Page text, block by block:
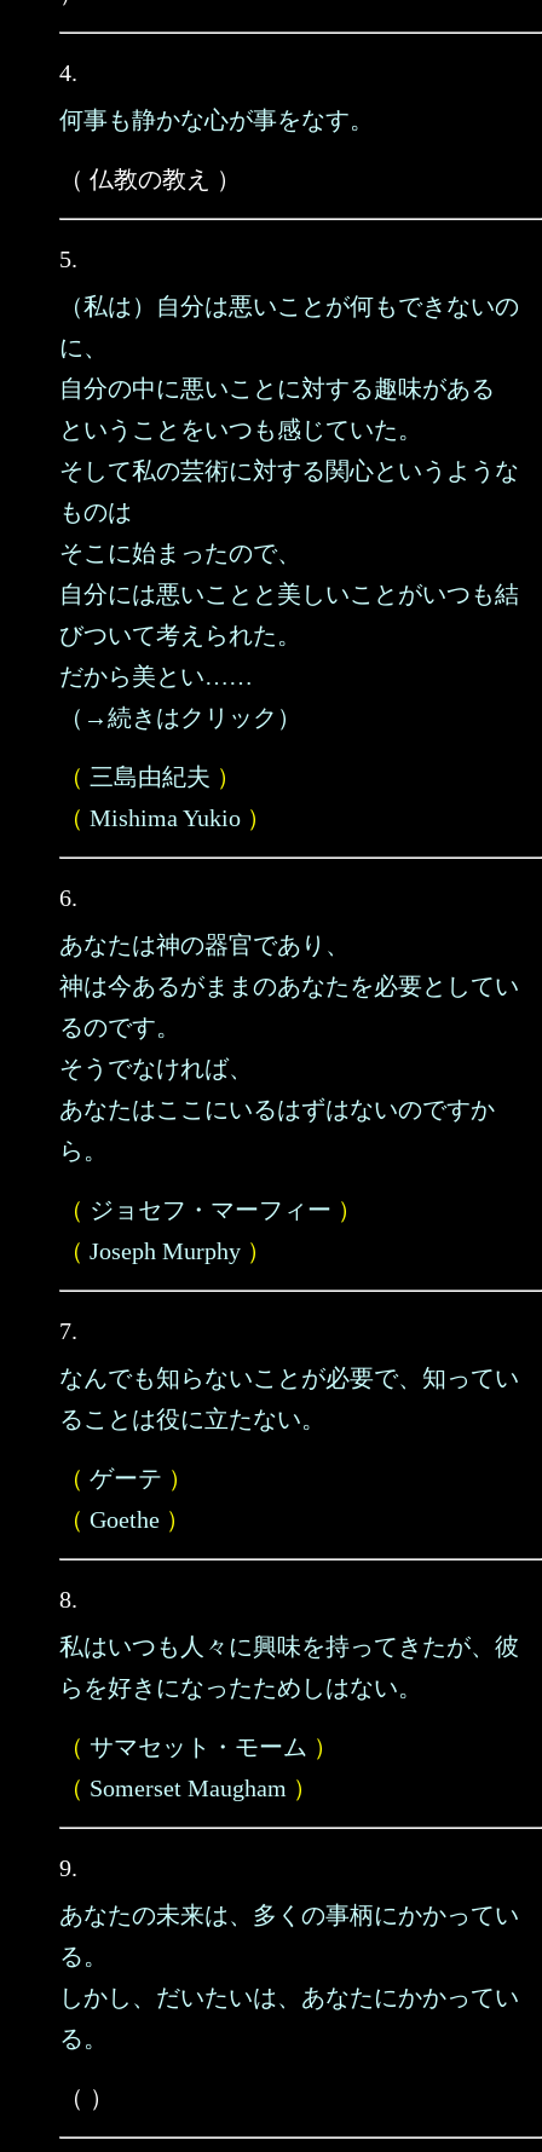
4.
何事も静かな心が事をなす。
（ 仏教の教え ）
5.
（私は）自分は悪いことが何もできないの
に、
自分の中に悪いことに対する趣味がある
ということをいつも感じていた。
そして私の芸術に対する関心というような
ものは
そこに始まったので、
自分には悪いことと美しいことがいつも結
びついて考えられた。
だから美とい……
（→続きはクリック）
（ 三島由紀夫 ）
（ Mishima Yukio ）
6.
あなたは神の器官であり、
神は今あるがままのあなたを必要としてい
るのです。
そうでなければ、
あなたはここにいるはずはないのですか
ら。
（ ジョセフ・マーフィー ）
（ Joseph Murphy ）
7.
なんでも知らないことが必要で、知ってい
ることは役に立たない。
（ ゲーテ ）
（ Goethe ）
8.
私はいつも人々に興味を持ってきたが、彼
らを好きになったためしはない。
（ サマセット・モーム ）
（ Somerset Maugham ）
9.
あなたの未来は、多くの事柄にかかってい
る。
しかし、だいたいは、あなたにかかってい
る。
（ ）